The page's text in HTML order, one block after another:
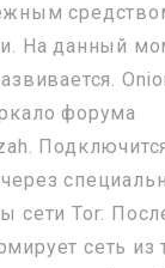
На данный
форума
сети Tor:
сеть из